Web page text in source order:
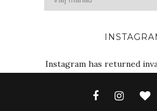
Instagram has returned